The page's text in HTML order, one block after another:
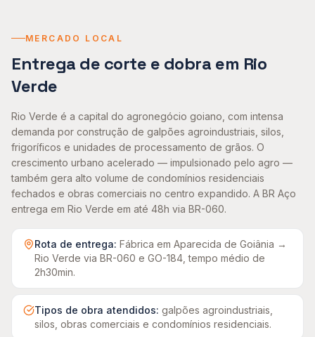
MERCADO LOCAL
Entrega de corte e dobra em Rio
Verde
Rio Verde é a capital do agronegócio goiano, com intensa
demanda por construção de galpões agroindustriais, silos,
frigoríficos e unidades de processamento de grãos. O
crescimento urbano acelerado — impulsionado pelo agro —
também gera alto volume de condomínios residenciais
fechados e obras comerciais no centro expandido. A BR Aço
entrega em Rio Verde em até 48h via BR-060.
Rota de entrega: Fábrica em Aparecida de Goiânia →
Rio Verde via BR-060 e GO-184, tempo médio de
2h30min.
Tipos de obra atendidos: galpões agroindustriais,
silos, obras comerciais e condomínios residenciais.